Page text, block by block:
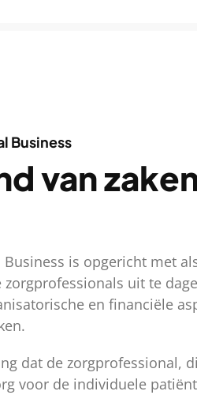
Business
van
is opgericht met
zorgprofessionals uit te
en financiële
dat de zorgprofessional,
voor de individuele